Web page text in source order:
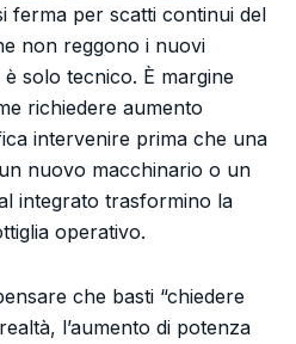
ferma per scatti continui del
non reggono i nuovi
solo tecnico. È margine
richiedere aumento
intervenire prima che una
nuovo macchinario o un
integrato trasformino la
operativo.
che basti “chiedere
l’aumento di potenza